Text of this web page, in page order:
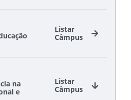
Listar
Câmpus
Câmpus Criciúma
na
e
Listar
Câmpus